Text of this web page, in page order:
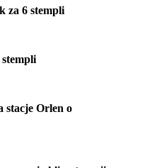
za 6 stempli
Orlen o